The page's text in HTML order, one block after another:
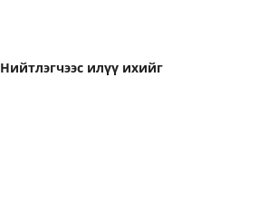
Нийтлэгчээс илүү ихийг